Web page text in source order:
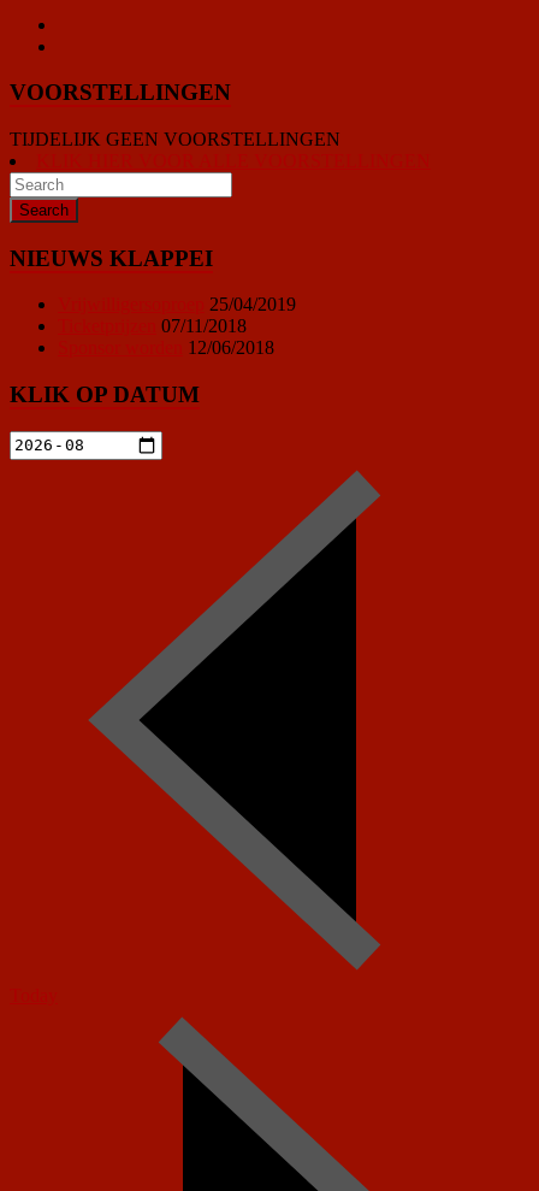
VOORSTELLINGEN
TIJDELIJK GEEN VOORSTELLINGEN
NIEUWS KLAPPEI
25/04/2019
07/11/2018
12/06/2018
KLIK OP DATUM